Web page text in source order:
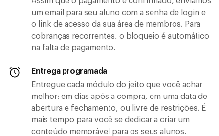
um email para seu aluno com a senha de login e
o link de acesso da sua área de membros. Para
cobranças recorrentes, o bloqueio é automático
na falta de pagamento.
Entrega programada
Entregue cada módulo do jeito que você achar
melhor: em dias após a compra, em uma data de
abertura e fechamento, ou livre de restrições. É
mais tempo para você se dedicar a criar um
conteúdo memorável para os seus alunos.